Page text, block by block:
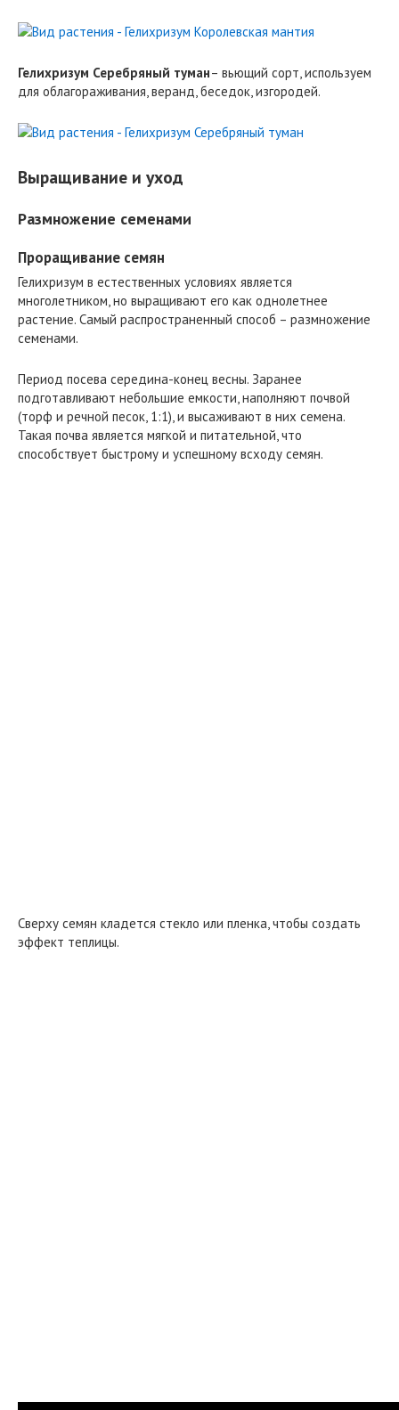
Гелихризум Серебряный туман– вьющий сорт, используем
для облагораживания, веранд, беседок, изгородей.
Выращивание и уход
Размножение семенами
Проращивание семян
Гелихризум в естественных условиях является
многолетником, но выращивают его как однолетнее
растение. Самый распространенный способ – размножение
семенами.
Период посева середина-конец весны. Заранее
подготавливают небольшие емкости, наполняют почвой
(торф и речной песок, 1:1), и высаживают в них семена.
Такая почва является мягкой и питательной, что
способствует быстрому и успешному всходу семян.
Сверху семян кладется стекло или пленка, чтобы создать
эффект теплицы.